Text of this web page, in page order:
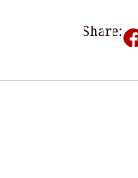
Share: